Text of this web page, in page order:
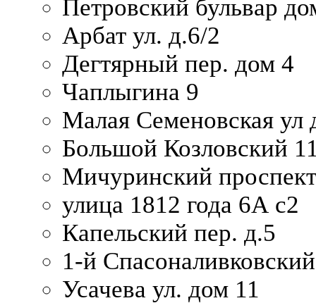
Петровский бульвар
Арбат ул. д.6/2
Дегтярный пер. дом 4
Чаплыгина 9
Малая Семеновская ул
Большой Козловский
Мичуринский
улица 1812 года 6А с2
Капельский пер. д.5
1-й
Усачева ул. дом 11